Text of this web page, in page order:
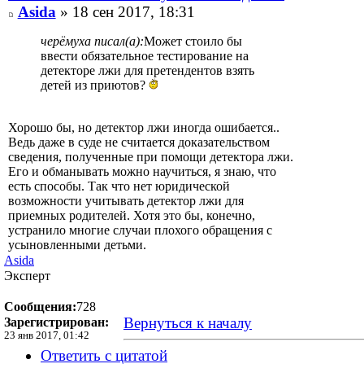
Asida » 18 сен 2017, 18:31
черёмуха писал(а):Может стоило бы
ввести обязательное тестирование на
детекторе лжи для претендентов взять
детей из приютов?
Хорошо бы, но детектор лжи иногда ошибается..
Ведь даже в суде не считается доказательством
сведения, полученные при помощи детектора лжи.
Его и обманывать можно научиться, я знаю, что
есть способы. Так что нет юридической
возможности учитывать детектор лжи для
приемных родителей. Хотя это бы, конечно,
устранило многие случаи плохого обращения с
усыновленными детьми.
Asida
Эксперт
Сообщения:728
Зарегистрирован:
23 янв 2017, 01:42
Вернуться к началу
Ответить с цитатой